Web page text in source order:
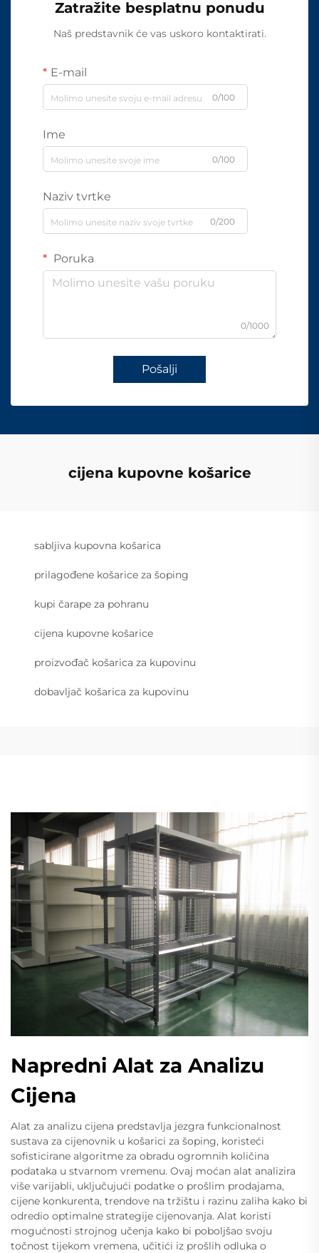
Zatražite besplatnu ponudu
Naš predstavnik će vas uskoro kontaktirati.
E-mail
0/100
Ime
0/100
Naziv tvrtke
0/200
Poruka
0/1000
Pošalji
cijena kupovne košarice
sabljiva kupovna košarica
prilagođene košarice za šoping
kupi čarape za pohranu
cijena kupovne košarice
proizvođač košarica za kupovinu
dobavljač košarica za kupovinu
Napredni Alat za Analizu
Cijena
Alat za analizu cijena predstavlja jezgra funkcionalnost
sustava za cijenovnik u košarici za šoping, koristeći
sofisticirane algoritme za obradu ogromnih količina
podataka u stvarnom vremenu. Ovaj moćan alat analizira
više varijabli, uključujući podatke o prošlim prodajama,
cijene konkurenta, trendove na tržištu i razinu zaliha kako bi
odredio optimalne strategije cijenovanja. Alat koristi
mogućnosti strojnog učenja kako bi poboljšao svoju
točnost tijekom vremena, učitići iz prošlih odluka o